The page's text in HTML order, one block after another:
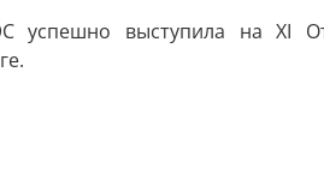
выступила на XI